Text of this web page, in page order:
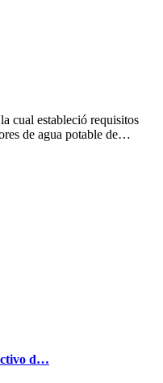
cual estableció requisitos
de agua potable de…
d…